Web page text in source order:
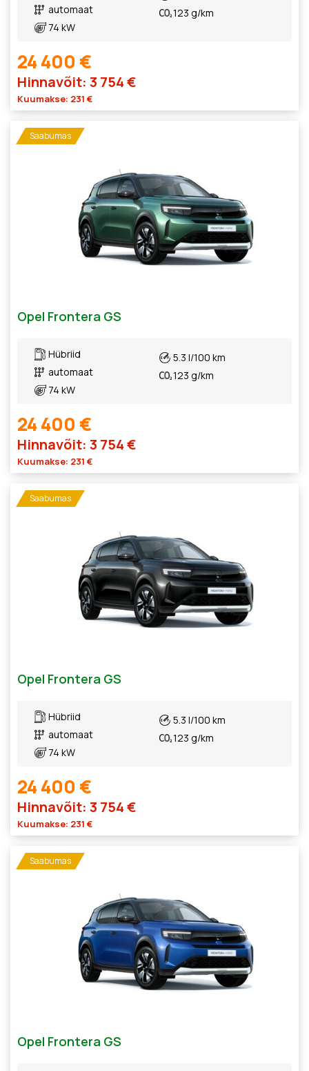
automaat
74 kW
123 g/km
24 400 €
Hinnavõit: 3 754 €
Kuumakse: 231 €
Saabumas
Opel Frontera GS
Hübriid
automaat
74 kW
5.3 l/100 km
123 g/km
24 400 €
Hinnavõit: 3 754 €
Kuumakse: 231 €
Saabumas
Opel Frontera GS
Hübriid
automaat
74 kW
5.3 l/100 km
123 g/km
24 400 €
Hinnavõit: 3 754 €
Kuumakse: 231 €
Saabumas
Opel Frontera GS